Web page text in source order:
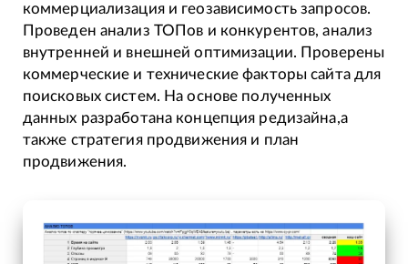
коммерциализация и геозависимость запросов.
Проведен анализ ТОПов и конкурентов, анализ
внутренней и внешней оптимизации. Проверены
коммерческие и технические факторы сайта для
поисковых систем. На основе полученных
данных разработана концепция редизайна,а
также стратегия продвижения и план
продвижения.